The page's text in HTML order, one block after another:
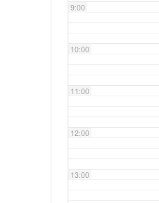
9:00
10:00
11:00
12:00
13:00